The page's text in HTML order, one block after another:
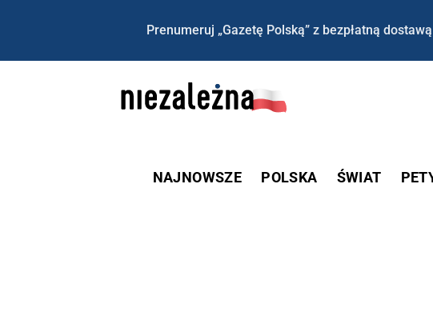
Prenumeruj „Gazetę Polską” z bezpłatną
NAJNOWSZE POLSKA ŚWIAT